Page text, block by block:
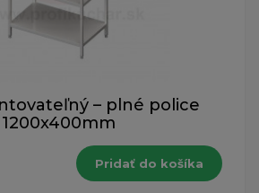
– plné police
1200x400mm
Pridať do košíka